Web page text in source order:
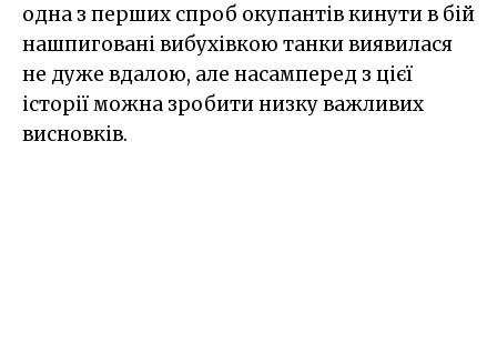
одна з перших спроб окупантів кинути в бій
нашпиговані вибухівкою танки виявилася
не дуже вдалою, але насамперед з цієї
історії можна зробити низку важливих
висновків.